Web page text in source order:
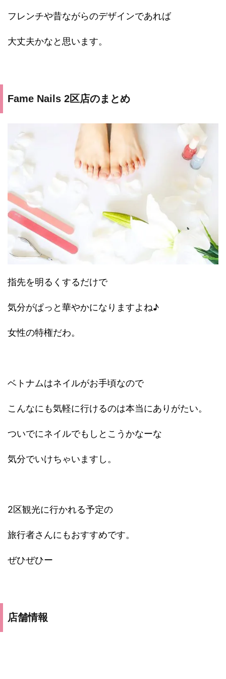
フレンチや昔ながらのデザインであれば
大丈夫かなと思います。
Fame Nails 2区店のまとめ
指先を明るくするだけで
気分がぱっと華やかになりますよね♪
女性の特権だわ。
ベトナムはネイルがお手頃なので
こんなにも気軽に行けるのは本当にありがたい。
ついでにネイルでもしとこうかなーな
気分でいけちゃいますし。
2区観光に行かれる予定の
旅行者さんにもおすすめです。
ぜひぜひー
店舗情報